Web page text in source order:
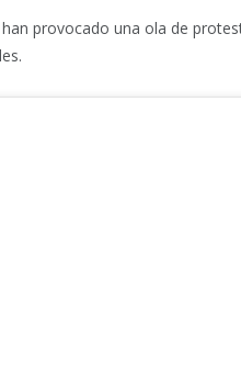
han provocado una ola de